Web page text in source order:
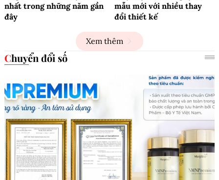
nhất trong những năm gần
đây
mẫu mới với nhiều thay
đổi thiết kế
Xem thêm
Chuyển đổi số